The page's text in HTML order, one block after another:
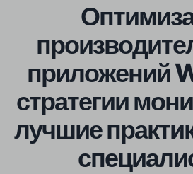
приложений
стратегии
лучшие